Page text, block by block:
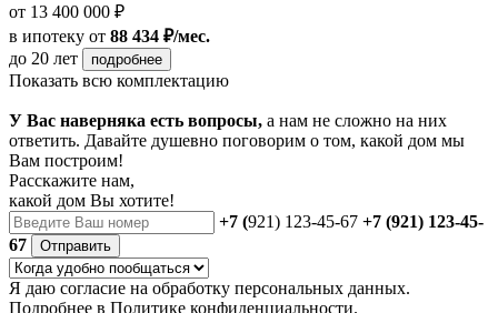
от 13 400 000 ₽
в ипотеку от 88 434 ₽/мес.
до 20 лет
подробнее
Показать всю комплектацию
У Вас наверняка есть вопросы, а нам не сложно на них
ответить. Давайте душевно поговорим о том, какой дом мы
Вам построим!
Расскажите нам,
какой дом Вы хотите!
+7 (921) 123-45-67 +7 (921) 123-45-
67
Отправить
Я даю согласие на обработку персональных данных.
Подробнее в Политике конфиденциальности.